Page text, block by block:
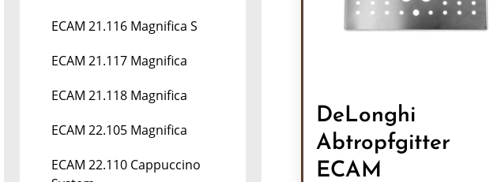
ECAM 21.116 Magnifica S
ECAM 21.117 Magnifica
ECAM 21.118 Magnifica
ECAM 22.105 Magnifica
ECAM 22.110 Cappuccino
DeLonghi
Abtropfgitter
ECAM